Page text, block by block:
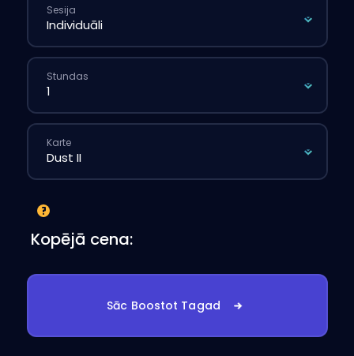
Sesija
Stundas
Karte
Kopējā cena:
Sāc Boostot Tagad